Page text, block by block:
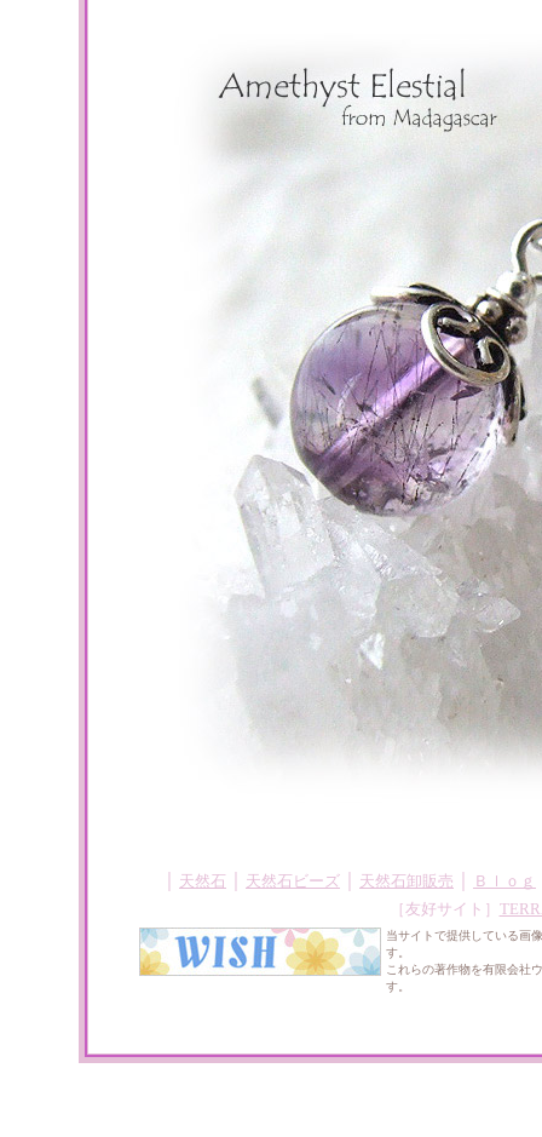
天然石 天然石ビーズ 天然石卸販売 Ｂｌｏｇ
［友好サイト］
当サイトで提供している画
す。
これらの著作物を有限会社
す。